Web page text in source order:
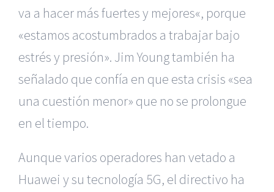
va a hacer más fuertes y mejores«, porque
«estamos acostumbrados a trabajar bajo
estrés y presión». Jim Young también ha
señalado que confía en que esta crisis «sea
una cuestión menor» que no se prolongue
en el tiempo.
Aunque varios operadores han vetado a
Huawei y su tecnología 5G, el directivo ha